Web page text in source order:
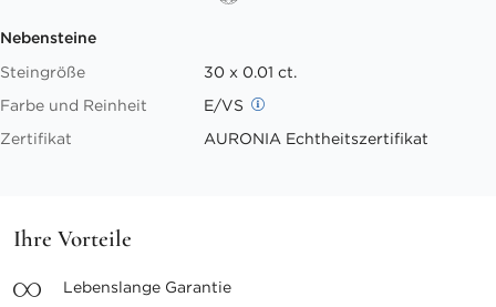
Nebensteine
Steingröße
30 x 0.01 ct.
Farbe und Reinheit
E/VS
Zertifikat
AURONIA Echtheitszertifikat
Ihre Vorteile
Lebenslange Garantie